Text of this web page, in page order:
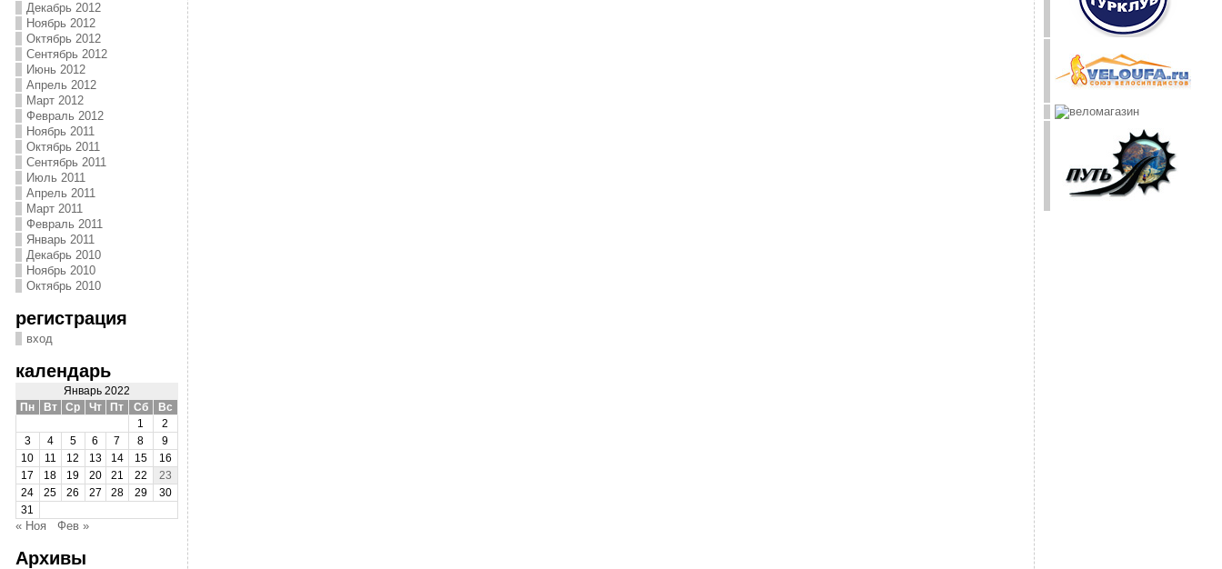
Декабрь 2012
Ноябрь 2012
Октябрь 2012
Сентябрь 2012
Июнь 2012
Апрель 2012
Март 2012
Февраль 2012
Ноябрь 2011
Октябрь 2011
Сентябрь 2011
Июль 2011
Апрель 2011
Март 2011
Февраль 2011
Январь 2011
Декабрь 2010
Ноябрь 2010
Октябрь 2010
регистрация
вход
календарь
Январь 2022
Пн
Вт Ср Чт Пт Сб
Вс
1
2
3
4 5 6 7 8
9
10
11 12 13 14 15
16
17
18 19 20 21 22
23
24
25 26 27 28 29
30
31
« Ноя Фев »
Архивы